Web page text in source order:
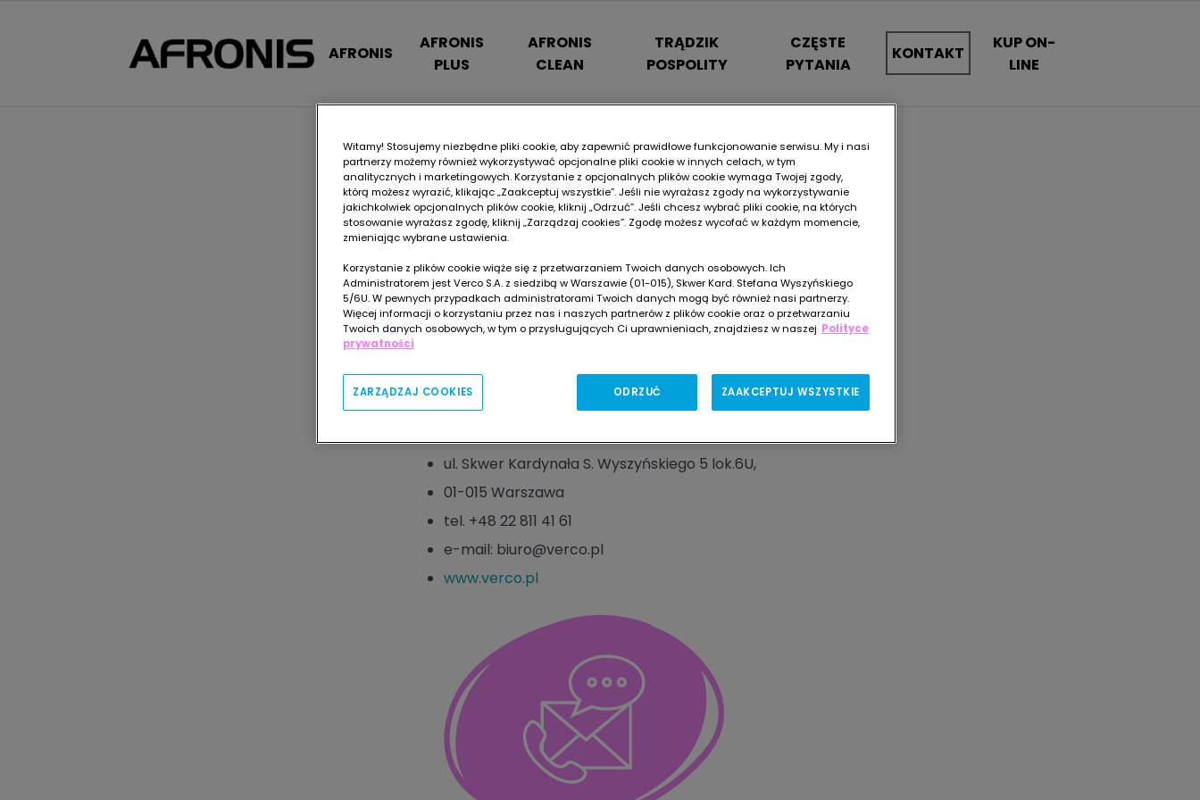
AFRONIS
AFRONIS
PLUS
AFRONIS
CLEAN
TRĄDZIK
POSPOLITY
CZĘSTE
PYTANIA
KONTAKT
KUP ON-
LINE
SKONTAKTUJ SIĘ
Z NAMI
VERCO S.A.
ul. Skwer Kardynała S. Wyszyńskiego 5 lok.6U,
01-015 Warszawa
tel. +48 22 811 41 61
e-mail: biuro@verco.pl
www.verco.pl
Witamy! Stosujemy niezbędne pliki cookie, aby zapewnić prawidłowe funkcjonowanie serwisu. My i nasi
partnerzy możemy również wykorzystywać opcjonalne pliki cookie w innych celach, w tym
analitycznych i marketingowych. Korzystanie z opcjonalnych plików cookie wymaga Twojej zgody,
którą możesz wyrazić, klikając „Zaakceptuj wszystkie”. Jeśli nie wyrażasz zgody na wykorzystywanie
jakichkolwiek opcjonalnych plików cookie, kliknij „Odrzuć”. Jeśli chcesz wybrać pliki cookie, na których
stosowanie wyrażasz zgodę, kliknij „Zarządzaj cookies”. Zgodę możesz wycofać w każdym momencie,
zmieniając wybrane ustawienia.
Korzystanie z plików cookie wiąże się z przetwarzaniem Twoich danych osobowych. Ich
Administratorem jest Verco S.A. z siedzibą w Warszawie (01-015), Skwer Kard. Stefana Wyszyńskiego
5/6U. W pewnych przypadkach administratorami Twoich danych mogą być również nasi partnerzy.
Więcej informacji o korzystaniu przez nas i naszych partnerów z plików cookie oraz o przetwarzaniu
Twoich danych osobowych, w tym o przysługujących Ci uprawnieniach, znajdziesz w naszej Polityce
prywatności
ZARZĄDZAJ COOKIES ODRZUĆ ZAAKCEPTUJ WSZYSTKIE